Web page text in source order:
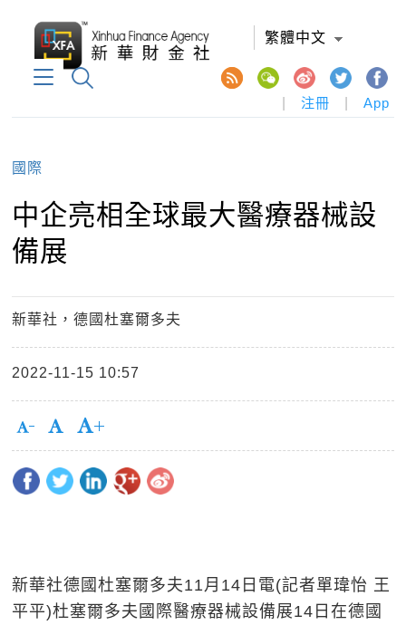
繁體中文
注冊 App
國際
中企亮相全球最大醫療器械設
備展
新華社，德國杜塞爾多夫
2022-11-15 10:57
新華社德國杜塞爾多夫11月14日電(記者單瑋怡 王
平平)杜塞爾多夫國際醫療器械設備展14日在德國